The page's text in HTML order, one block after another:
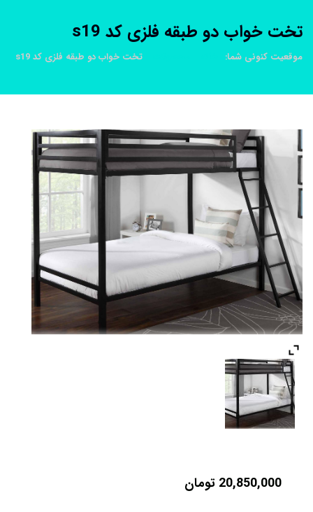
تخت خواب دو طبقه فلزی کد s19
موقعیت کنونی شما: تخت خواب دو طبقه فلزی کد s19
20,850,000 تومان